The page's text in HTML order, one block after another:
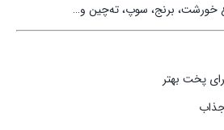
خورشت، برنج، سوپ، ته‌چین و…
پخت بهتر